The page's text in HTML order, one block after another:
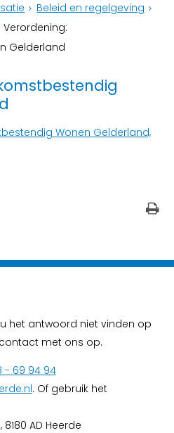
Beleid en regelgeving
Verordening:
Gelderland
Wonen Gelderland,
het antwoord niet vinden op
met ons op.
- 69 94 94
. Of gebruik het
AD Heerde